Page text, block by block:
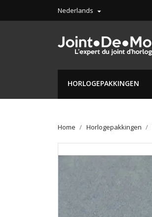
Nederlands 
HORLOGEPAKKINGEN
Home Horlogepakkingen